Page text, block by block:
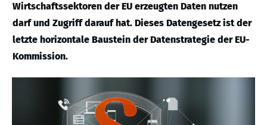
Wirtschaftssektoren der EU erzeugten Daten nutzen
darf und Zugriff darauf hat. Dieses Datengesetz ist der
letzte horizontale Baustein der Datenstrategie der EU-
Kommission.